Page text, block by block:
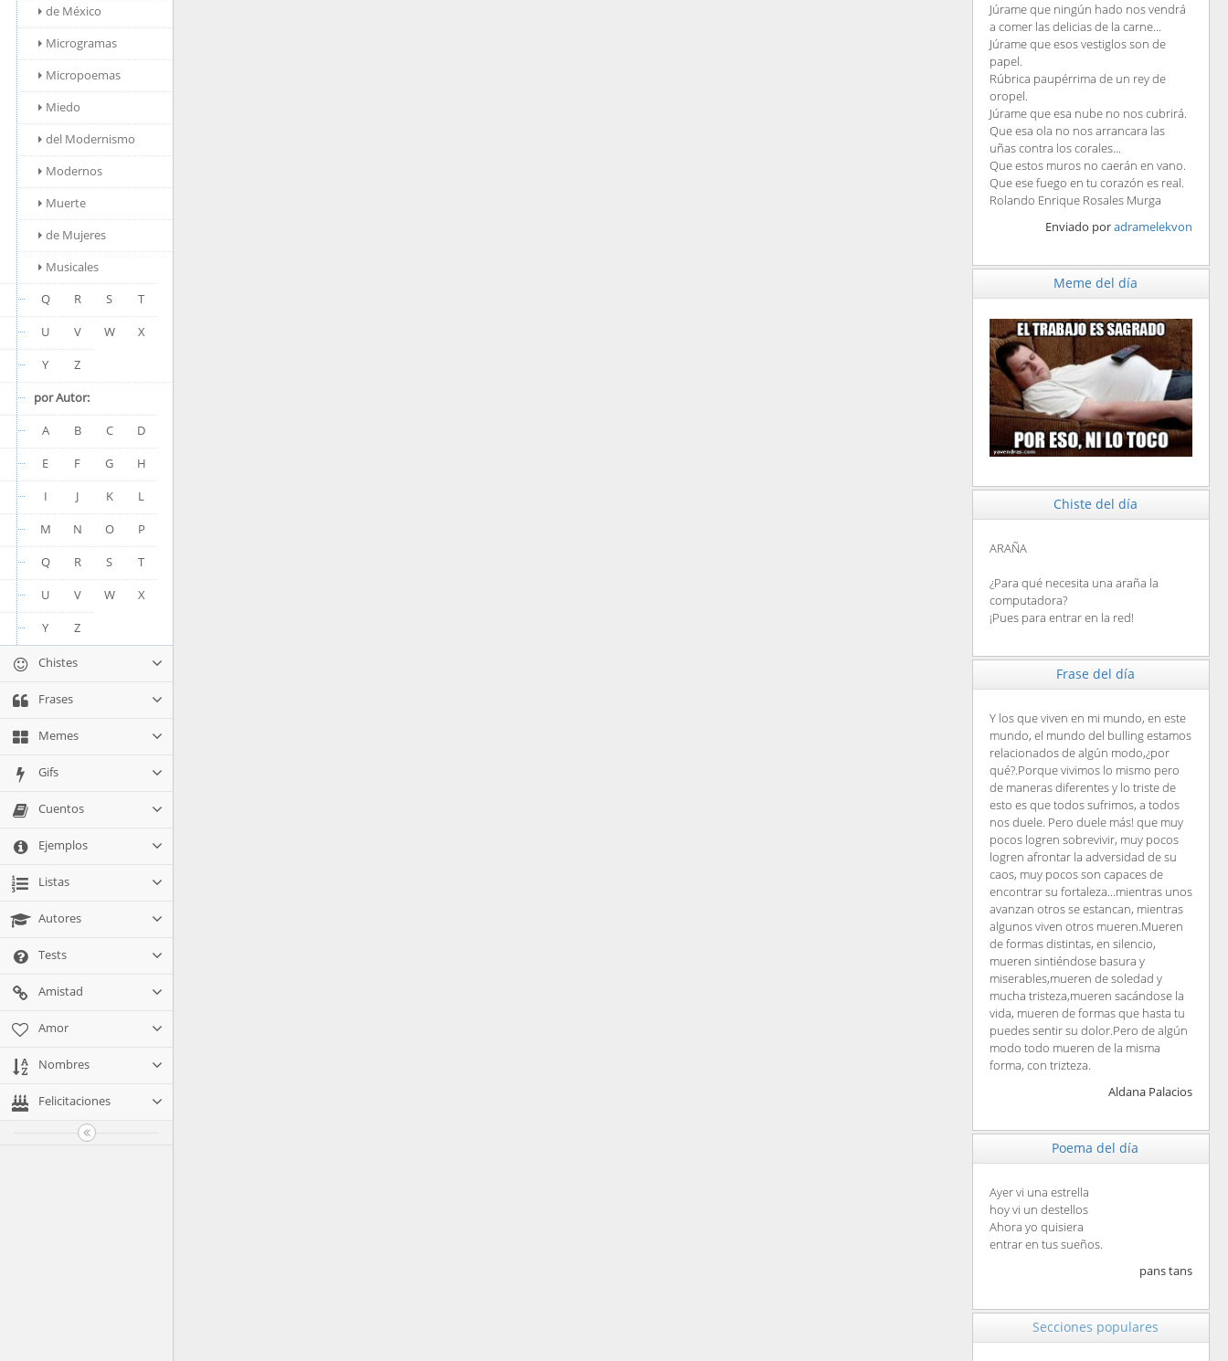
de México
Microgramas
Micropoemas
Miedo
del Modernismo
Modernos
Muerte
de Mujeres
Musicales
Q
R S
T
U
V W
X
Y
Z
por Autor:
A
B C
D
E
F G
H
I
J K
L
M
N O
P
Q
R S
T
U
V W
X
Y
Z
Chistes
Frases
Memes
Gifs
Cuentos
Ejemplos
Listas
Autores
Tests
Amistad
Amor
Nombres
Felicitaciones
Júrame que ningún hado nos vendrá
a comer las delicias de la carne...
Júrame que esos vestiglos son de
papel.
Rúbrica paupérrima de un rey de
oropel.
Júrame que esa nube no nos cubrirá.
Que esa ola no nos arrancara las
uñas contra los corales...
Que estos muros no caerán en vano.
Que ese fuego en tu corazón es real.
Rolando Enrique Rosales Murga
Enviado poradramelekvon
Meme del día
Chiste del día
ARAÑA
¿Para qué necesita una araña la
computadora?
¡Pues para entrar en la red!
Frase del día
Y los que viven en mi mundo, en este
mundo, el mundo del bulling estamos
relacionados de algún modo,¿por
qué?.Porque vivimos lo mismo pero
de maneras diferentes y lo triste de
esto es que todos sufrimos, a todos
nos duele. Pero duele más! que muy
pocos logren sobrevivir, muy pocos
logren afrontar la adversidad de su
caos, muy pocos son capaces de
encontrar su fortaleza...mientras unos
avanzan otros se estancan, mientras
algunos viven otros mueren.Mueren
de formas distintas, en silencio,
mueren sintiéndose basura y
miserables,mueren de soledad y
mucha tristeza,mueren sacándose la
vida, mueren de formas que hasta tu
puedes sentir su dolor.Pero de algún
modo todo mueren de la misma
forma, con trizteza.
Aldana Palacios
Poema del día
Ayer vi una estrella
hoy vi un destellos
Ahora yo quisiera
entrar en tus sueños.
pans tans
Secciones populares